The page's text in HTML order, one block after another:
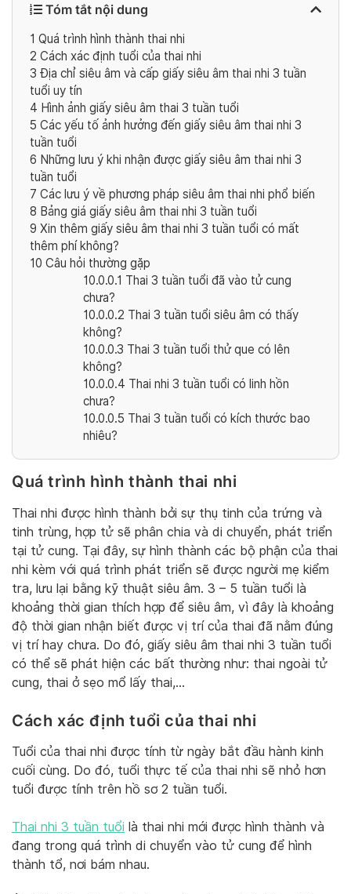
Tóm tắt nội dung
1 Quá trình hình thành thai nhi
2 Cách xác định tuổi của thai nhi
3 Địa chỉ siêu âm và cấp giấy siêu âm thai nhi 3 tuần
tuổi uy tín
4 Hình ảnh giấy siêu âm thai 3 tuần tuổi
5 Các yếu tố ảnh hưởng đến giấy siêu âm thai nhi 3
tuần tuổi
6 Những lưu ý khi nhận được giấy siêu âm thai nhi 3
tuần tuổi
7 Các lưu ý về phương pháp siêu âm thai nhi phổ biến
8 Bảng giá giấy siêu âm thai nhi 3 tuần tuổi
9 Xin thêm giấy siêu âm thai nhi 3 tuần tuổi có mất
thêm phí không?
10 Câu hỏi thường gặp
10.0.0.1 Thai 3 tuần tuổi đã vào tử cung
chưa?
10.0.0.2 Thai 3 tuần tuổi siêu âm có thấy
không?
10.0.0.3 Thai 3 tuần tuổi thử que có lên
không?
10.0.0.4 Thai nhi 3 tuần tuổi có linh hồn
chưa?
10.0.0.5 Thai 3 tuần tuổi có kích thước bao
nhiêu?
Quá trình hình thành thai nhi
Thai nhi được hình thành bởi sự thụ tinh của trứng và
tinh trùng, hợp tử sẽ phân chia và di chuyển, phát triển
tại tử cung. Tại đây, sự hình thành các bộ phận của thai
nhi kèm với quá trình phát triển sẽ được người mẹ kiểm
tra, lưu lại bằng kỹ thuật siêu âm. 3 – 5 tuần tuổi là
khoảng thời gian thích hợp để siêu âm, vì đây là khoảng
độ thời gian nhận biết được vị trí của thai đã nằm đúng
vị trí hay chưa. Do đó, giấy siêu âm thai nhi 3 tuần tuổi
có thể sẽ phát hiện các bất thường như: thai ngoài tử
cung, thai ở sẹo mổ lấy thai,…
Cách xác định tuổi của thai nhi
Tuổi của thai nhi được tính từ ngày bắt đầu hành kinh
cuối cùng. Do đó, tuổi thực tế của thai nhi sẽ nhỏ hơn
tuổi được tính trên hồ sơ 2 tuần tuổi.
Thai nhi 3 tuần tuổi là thai nhi mới được hình thành và
đang trong quá trình di chuyển vào tử cung để hình
thành tổ, nơi bám nhau.